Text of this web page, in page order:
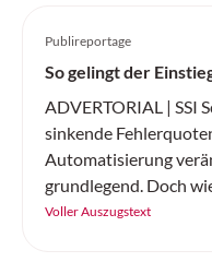
Publireportage
So gelingt der
ADVERTORIAL | SSI
sinkende
Automatisierung
grundlegend. Doch
von «Best Practices»
Voller Auszugstext